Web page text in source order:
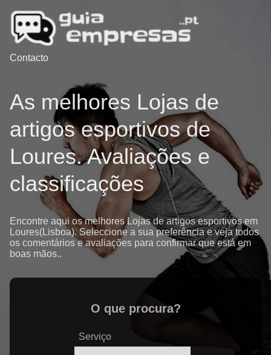
Contacto
As melhores Lojas de
artigos esportivos de
Loures. Avaliações e
classificações
Encontre aqui os melhores Lojas de artigos esportivos em
Loures(Lisboa). Seleccione a sua preferência e veja todos
os comentários e avaliações para confirmar que está em
boas mãos..
O que procura?
Serviço